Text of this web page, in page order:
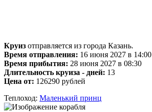
Круиз отправляется из города Казань.
Время отправления: 16 июня 2027 в 14:00
Время прибытия: 28 июня 2027 в 08:30
Длительность круиза - дней: 13
Цена от: 126290 рублей
Теплоход: Маленький принц